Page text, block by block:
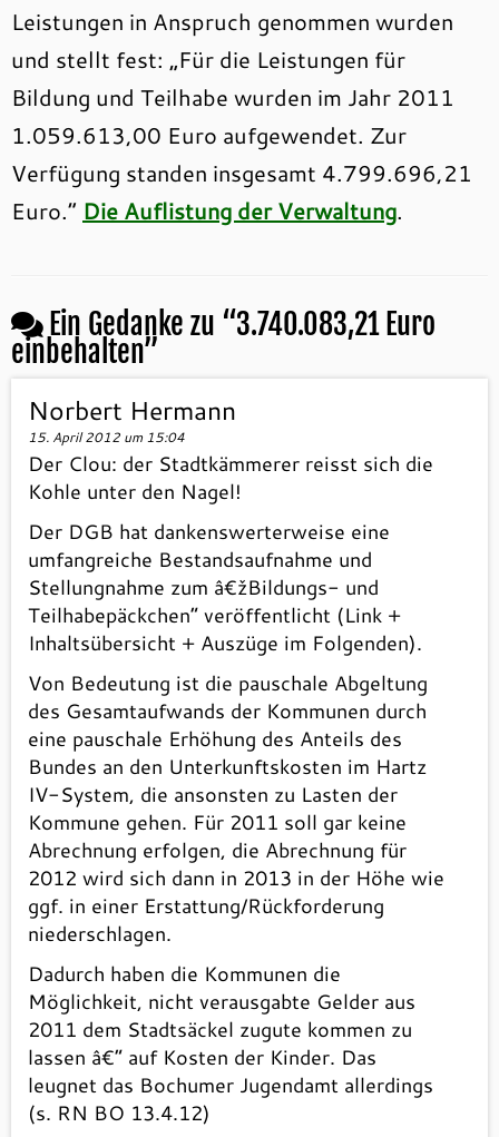
Leistungen in Anspruch genommen wurden
und stellt fest: „Für die Leistungen für
Bildung und Teilhabe wurden im Jahr 2011
1.059.613,00 Euro aufgewendet. Zur
Verfügung standen insgesamt 4.799.696,21
Euro.“ Die Auflistung der Verwaltung.
Ein Gedanke zu “3.740.083,21 Euro
einbehalten”
Norbert Hermann
15. April 2012 um 15:04
Der Clou: der Stadtkämmerer reisst sich die
Kohle unter den Nagel!
Der DGB hat dankenswerterweise eine
umfangreiche Bestandsaufnahme und
Stellungnahme zum â€žBildungs- und
Teilhabepäckchen“ veröffentlicht (Link +
Inhaltsübersicht + Auszüge im Folgenden).
Von Bedeutung ist die pauschale Abgeltung
des Gesamtaufwands der Kommunen durch
eine pauschale Erhöhung des Anteils des
Bundes an den Unterkunftskosten im Hartz
IV-System, die ansonsten zu Lasten der
Kommune gehen. Für 2011 soll gar keine
Abrechnung erfolgen, die Abrechnung für
2012 wird sich dann in 2013 in der Höhe wie
ggf. in einer Erstattung/Rückforderung
niederschlagen.
Dadurch haben die Kommunen die
Möglichkeit, nicht verausgabte Gelder aus
2011 dem Stadtsäckel zugute kommen zu
lassen â€“ auf Kosten der Kinder. Das
leugnet das Bochumer Jugendamt allerdings
(s. RN BO 13.4.12)